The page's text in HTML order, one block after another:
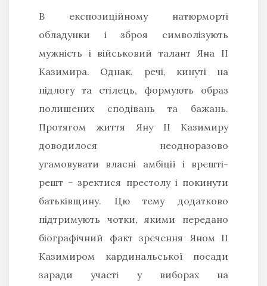
В експозиційному натюрморті
обладунки і зброя символізують
мужність і військовий талант Яна ІІ
Казимира. Однак, речі, кинуті на
підлогу та стілець, формують образ
полишених сподівань та бажань.
Протягом життя Яну ІІ Казимиру
доводилося неодноразово
угамовувати власні амбіції і врешті-
решт − зректися престолу і покинути
батьківщину. Цю тему додатково
підтримують чотки, якими передано
біографічний факт зречення Яном ІІ
Казимиром кардинальської посади
заради участі у виборах на